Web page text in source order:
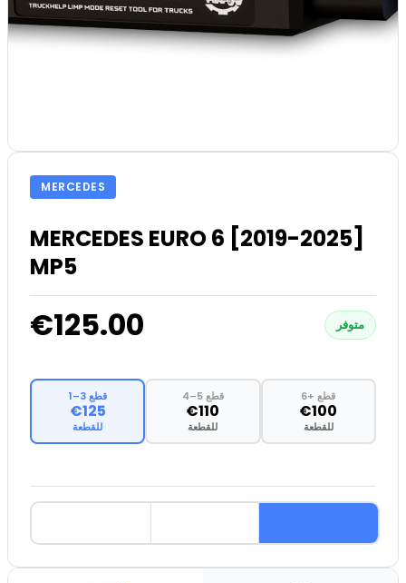
MERCEDES
MERCEDES EURO 6 [2019-2025]
MP5
€125.00 متوفر
1–3 قطع
€125
للقطعة
4–5 قطع
€110
للقطعة
6+ قطع
€100
للقطعة